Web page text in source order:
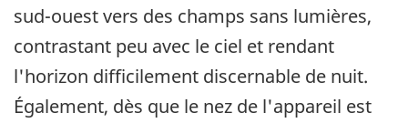
sud-ouest vers des champs sans lumières,
contrastant peu avec le ciel et rendant
l'horizon difficilement discernable de nuit.
Également, dès que le nez de l'appareil est